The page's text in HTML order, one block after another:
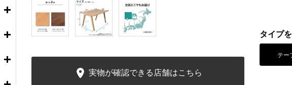
実物が確認できる店舗はこちら
タイプ
テー